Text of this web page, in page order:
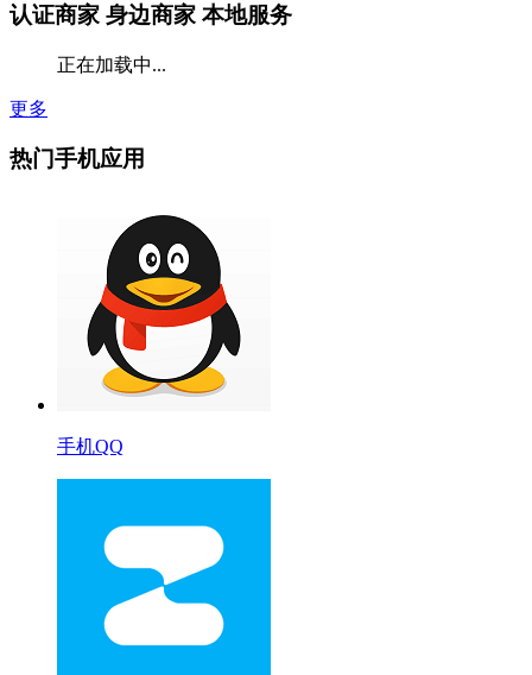
认证商家 身边商家 本地服务
正在加载中...
更多
热门手机应用
手机QQ